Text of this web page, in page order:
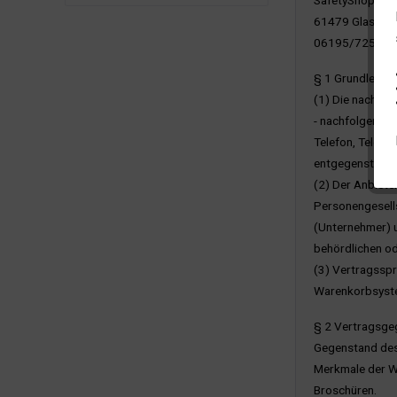
61479
06195/7254-
§ 1
(1) Die
- nachfolgend
Telefon,
(2) Der
(Unternehmer)
behördlichen
(3)
§ 2
Gegenstand
Merkmale der
Broschüren.